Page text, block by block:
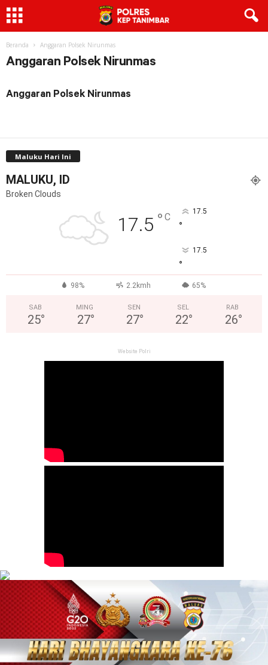
Beranda Anggaran Polsek Nirunmas
Anggaran Polsek Nirunmas
Anggaran Polsek Nirunmas
Maluku Hari Ini
MALUKU, ID
Broken Clouds
17.5 ° C 17.5
°
17.5
°
98% 2.2kmh 65%
SAB
25°
MING
27°
SEN
27°
SEL
22°
RAB
26°
Website Polri